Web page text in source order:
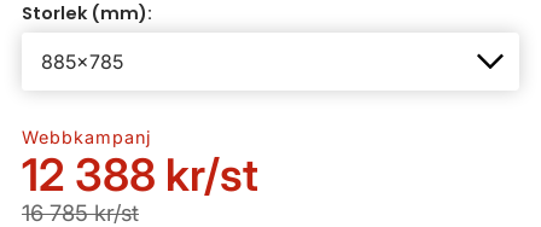
Storlek (mm):
Webbkampanj
12 388 kr/st
16 785 kr/st